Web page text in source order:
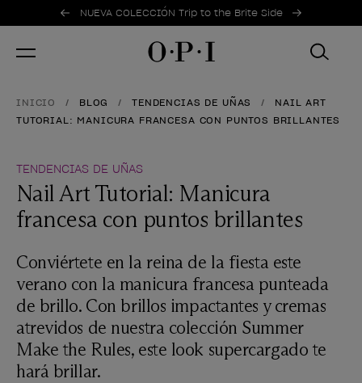
Ofertas promocionales
NUEVA COLECCIÓN Trip to the Brite Side
Item 1 of 2
INICIO BLOG TENDENCIAS DE UÑAS
NAIL ART
TUTORIAL: MANICURA FRANCESA CON PUNTOS BRILLANTES
TENDENCIAS DE UÑAS
Nail Art Tutorial: Manicura
francesa con puntos brillantes
Conviértete en la reina de la fiesta este
verano con la manicura francesa punteada
de brillo. Con brillos impactantes y cremas
atrevidos de nuestra colección Summer
Make the Rules, este look supercargado te
hará brillar.